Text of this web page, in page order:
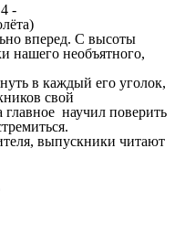
вперед. С высоты
нашего необъятного,
в каждый его уголок,
свой
научил поверить
выпускники читают